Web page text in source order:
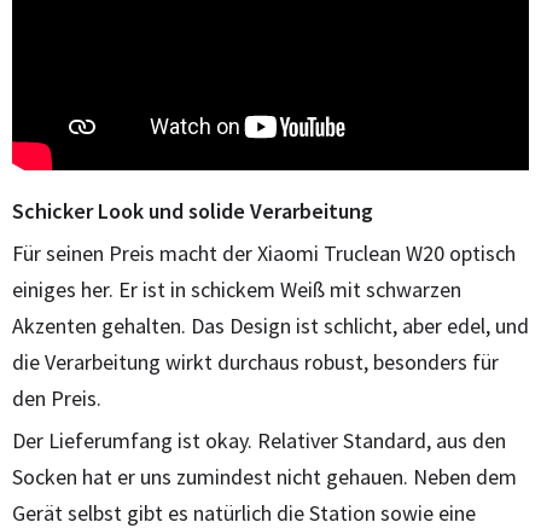
Schicker Look und solide Verarbeitung
Für seinen Preis macht der Xiaomi Truclean W20 optisch
einiges her. Er ist in schickem Weiß mit schwarzen
Akzenten gehalten. Das Design ist schlicht, aber edel, und
die Verarbeitung wirkt durchaus robust, besonders für
den Preis.
Der Lieferumfang ist okay. Relativer Standard, aus den
Socken hat er uns zumindest nicht gehauen. Neben dem
Gerät selbst gibt es natürlich die Station sowie eine